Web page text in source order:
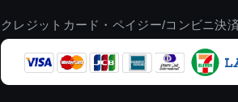
クレジットカード・ペイジー/コンビニ決